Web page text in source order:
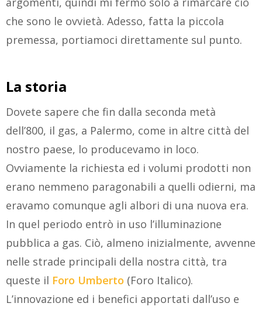
che sono le ovvietà. Adesso, fatta la piccola
premessa, portiamoci direttamente sul punto.
La storia
Dovete sapere che fin dalla seconda metà
dell’800, il gas, a Palermo, come in altre città del
nostro paese, lo producevamo in loco.
Ovviamente la richiesta ed i volumi prodotti non
erano nemmeno paragonabili a quelli odierni, ma
eravamo comunque agli albori di una nuova era.
In quel periodo entrò in uso l’illuminazione
pubblica a gas. Ciò, almeno inizialmente, avvenne
nelle strade principali della nostra città, tra
queste il Foro Umberto (Foro Italico).
L’innovazione ed i benefici apportati dall’uso e